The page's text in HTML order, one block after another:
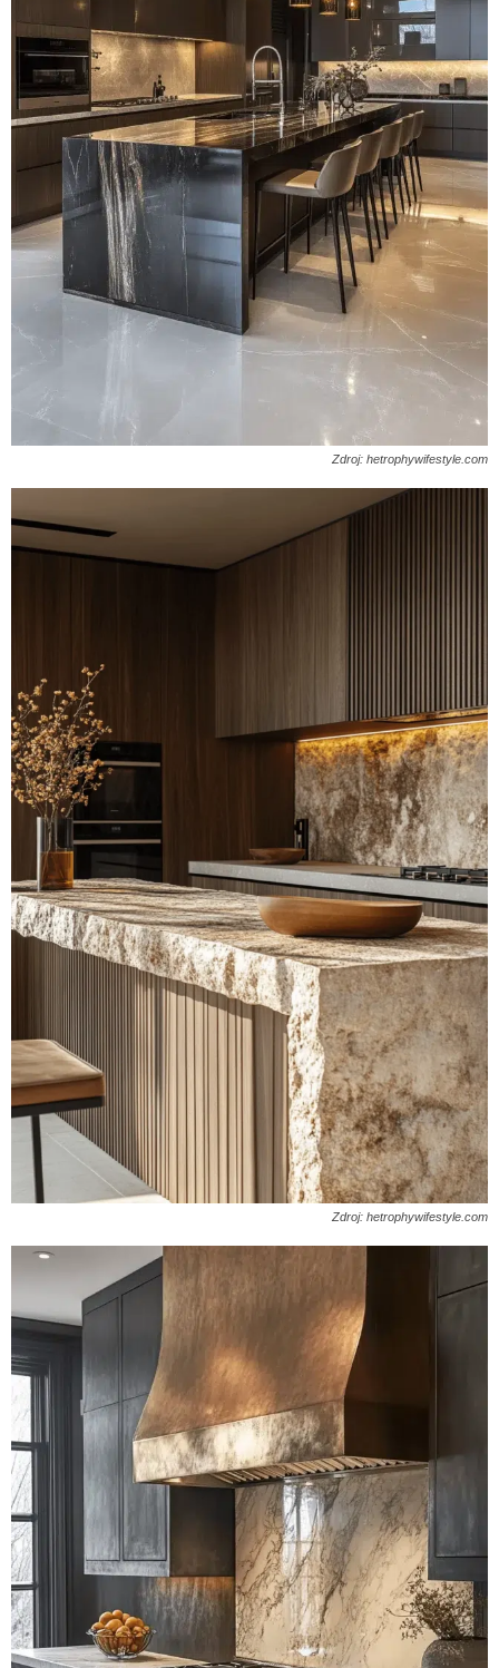
Zdroj: hetrophywifestyle.com
Zdroj: hetrophywifestyle.com